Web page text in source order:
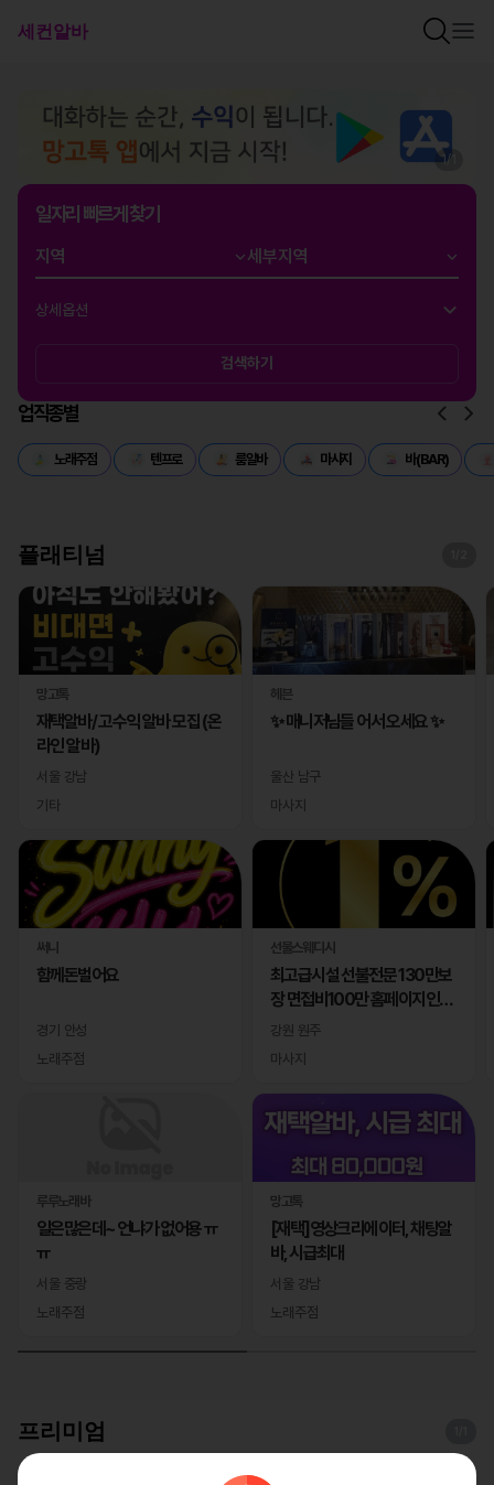
1/
일자리 빠르게 찾기
상세옵션
검색하기
업직종별
노래주점 텐프로 룸알바 마사지 바(BAR)
플래티넘
망고톡
재택알바/ 고수익 알바 모집 (온
라인 알바)
서울 강남
기타
써니
함께돈벌어요
경기 안성
노래주점
루루노래바
일은많은데~ 언냐가 없어용 ㅠ
ㅠ
서울 중랑
노래주점
헤븐
✨ 매니저님들 어서 오세요 ✨
울산 남구
마사지
선물스웨디시
최고급시설 선불전문 130만보
장 면접비100만 홈페이지인증
완료
강원 원주
마사지
망고톡
[재택]영상크리에이터, 채팅알
바, 시급최대
서울 강남
노래주점
프리미엄